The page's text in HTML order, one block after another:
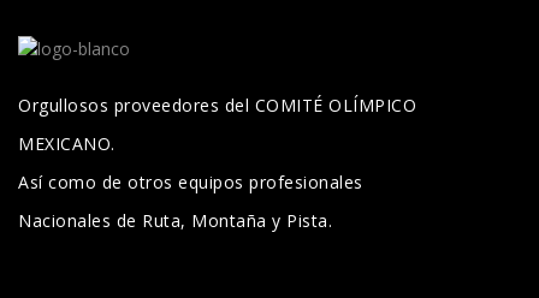
Orgullosos proveedores del COMITÉ OLÍMPICO
MEXICANO.
Así como de otros equipos profesionales
Nacionales de Ruta, Montaña y Pista.